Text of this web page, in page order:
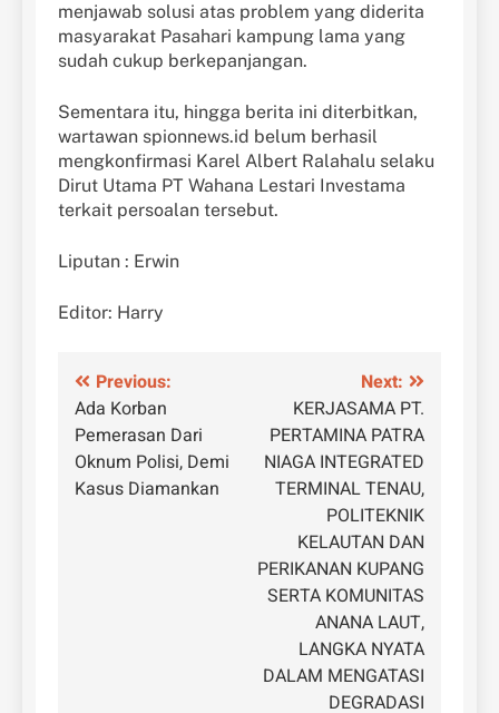
menjawab solusi atas problem yang diderita
masyarakat Pasahari kampung lama yang
sudah cukup berkepanjangan.
Sementara itu, hingga berita ini diterbitkan,
wartawan spionnews.id belum berhasil
mengkonfirmasi Karel Albert Ralahalu selaku
Dirut Utama PT Wahana Lestari Investama
terkait persoalan tersebut.
Liputan : Erwin
Editor: Harry
Navigasi
pos
Previous:
Ada Korban
Pemerasan Dari
Oknum Polisi, Demi
Kasus Diamankan
Next:
KERJASAMA PT.
PERTAMINA PATRA
NIAGA INTEGRATED
TERMINAL TENAU,
POLITEKNIK
KELAUTAN DAN
PERIKANAN KUPANG
SERTA KOMUNITAS
ANANA LAUT,
LANGKA NYATA
DALAM MENGATASI
DEGRADASI